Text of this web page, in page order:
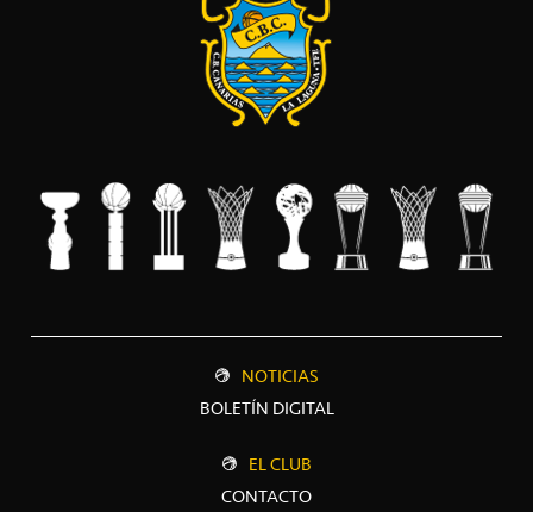
NOTICIAS
BOLETÍN DIGITAL
EL CLUB
CONTACTO